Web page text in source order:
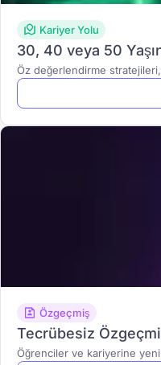
Kariyer Yolu
30, 40 veya 50
Öz değerlendirme
Özgeçmiş
Tecrübesiz
Öğrenciler ve kariyerine